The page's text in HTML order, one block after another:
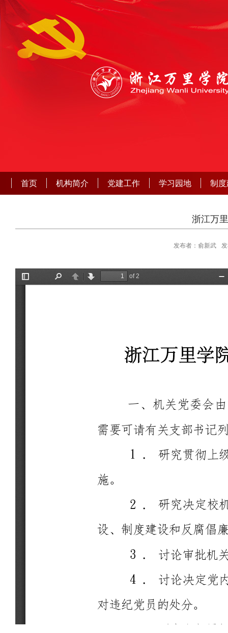
首页 机构简介 党建工作 学习园地 制
浙江万
发布者：俞新武